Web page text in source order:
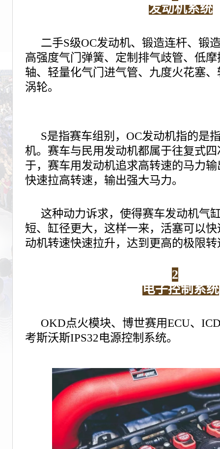
发动机系统
二手S级OC发动机、 锻造连杆、锻
高强度气门弹簧、定制排气歧管、低
轴、轻量化气门进气管、九度火花塞
涡轮。
S是指赛车组别，OC发动机指的是
机。赛车与民用发动机都属于往复式
于，赛车用发动机追求高转速的马力
快速拉高转速，输出强大马力。
这种动力诉求，使得赛车发动机气
短、缸径更大，这样一来，活塞可以
动机转速快速拉升，达到更高的极限转
2
电子控制系统
OKD点火模块、博世赛用ECU、
考斯沃斯IPS32电源控制系统。